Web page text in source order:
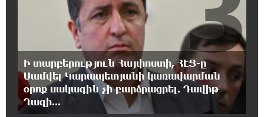
գործունեությունը Ռուսաստանում
18:08:44 7-08-2026
Դանակահարություն՝ Մասիսի
գազալցակայաններից մեկի մոտ.
կասկածյալը ձերբակալվել է
17:58:24 7-08-2026
Ի տարբերություն Հայփոստի, ՀԷՑ-ը
Սամվել Կարապետյանի կառավարման
օրոք սակագին չի բարձրացրել. Դավիթ
Ղազի...